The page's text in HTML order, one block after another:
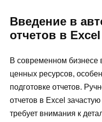
Введение в
отчетов в Excel
В современном
ценных ресурсов,
подготовке отчетов.
отчетов в Excel
требует внимания к